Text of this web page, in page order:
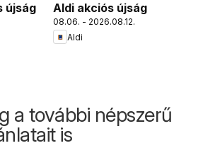
újság Aldi akciós újság
08.06. - 2026.08.12.
Aldi
a további népszerű
is